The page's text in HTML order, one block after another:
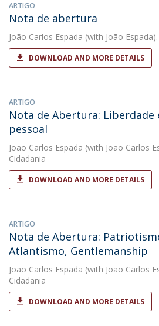
ARTIGO
Nota de abertura
João Carlos Espada (with João
DOWNLOAD AND MORE DETAILS
ARTIGO
Nota de Abertura: Liberdade
pessoal
João Carlos Espada (with João Carlos
Cidadania
DOWNLOAD AND MORE DETAILS
ARTIGO
Nota de Abertura:
Atlantismo, Gentlemanship
João Carlos Espada (with João Carlos
Cidadania
DOWNLOAD AND MORE DETAILS